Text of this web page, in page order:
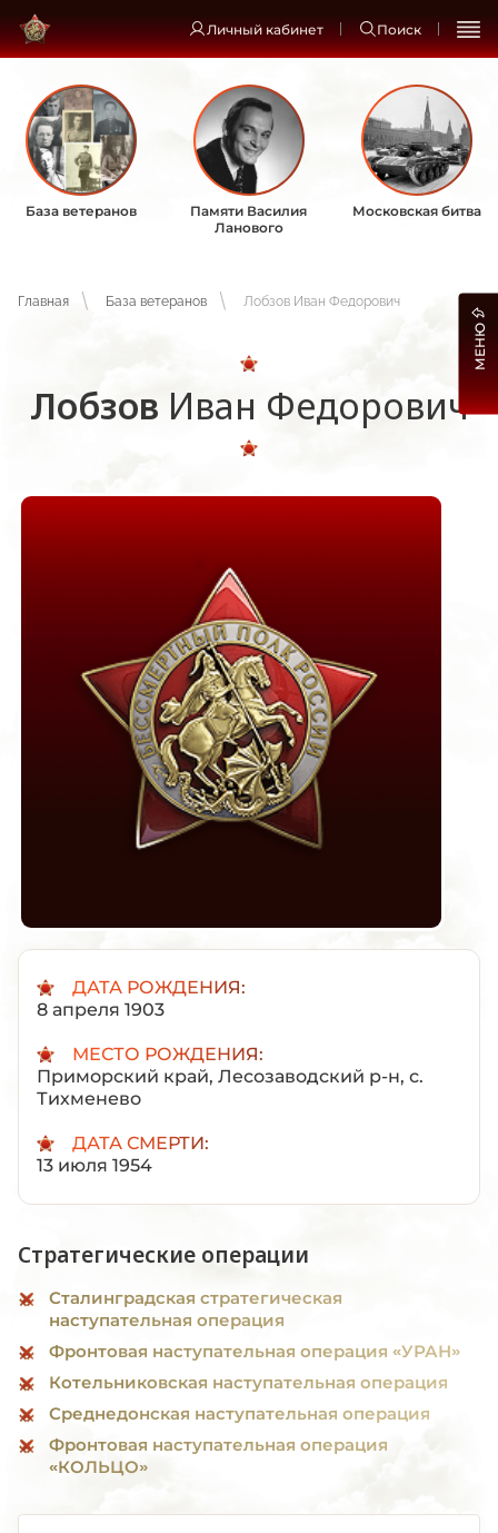
Личный кабинет Поиск
База ветеранов
Памяти Василия
Ланового
Московская битва
Главная База ветеранов Лобзов Иван Федорович
Лобзов Иван Федорович
ДАТА РОЖДЕНИЯ:
8 апреля 1903
МЕСТО РОЖДЕНИЯ:
Приморский край, Лесозаводский р-н, с.
Тихменево
ДАТА СМЕРТИ:
13 июля 1954
Стратегические операции
Сталинградская стратегическая
наступательная операция
Фронтовая наступательная операция «УРАН»
Котельниковская наступательная операция
Среднедонская наступательная операция
Фронтовая наступательная операция
«КОЛЬЦО»
МЕНЮ